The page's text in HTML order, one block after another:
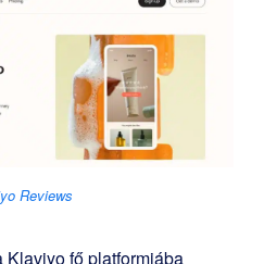
Reviews
fő platformjába